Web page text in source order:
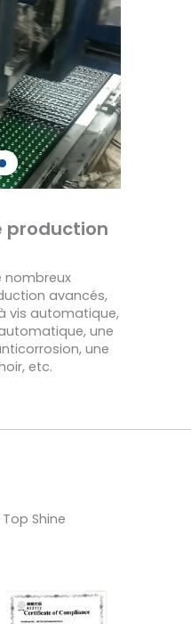
production
nombreux
avancés,
vis automatique,
une
une
etc.
Shine